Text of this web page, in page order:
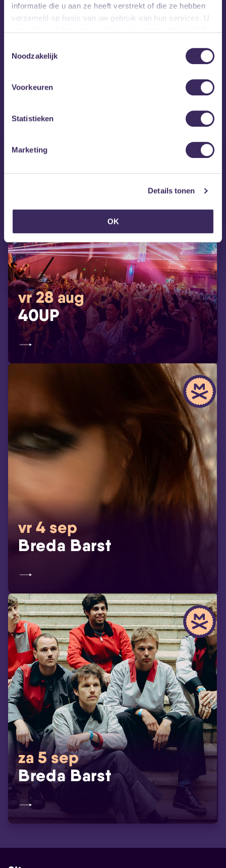
informatie die u aan ze heeft verstrekt of die ze hebben
verzameld op basis van uw gebruik van hun services. U
Noodzakelijk
Voorkeuren
Statistieken
Marketing
Details tonen
OK
MEZZ tipt
vr 28 aug
40UP
vr 4 sep
Breda Barst
za 5 sep
Breda Barst